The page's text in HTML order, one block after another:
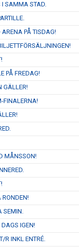
SAMMA STAD.
PÅ TISDAG!
PÅ FREDAG!
GÄLLER!
FINALERNA!
MÅNSSON!
SEMIN.
IGEN!
R INKL ENTRÉ.